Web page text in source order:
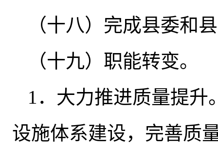
（十八）完成县委和
（十九）职能转变。
1．大力推进质量提升
设施体系建设，完善质